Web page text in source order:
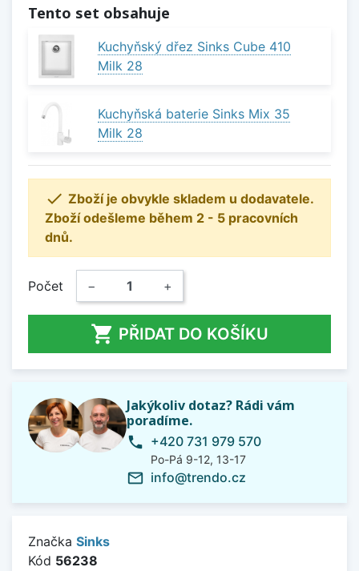
Tento set obsahuje
Kuchyňský dřez Sinks Cube 410
Milk 28
Kuchyňská baterie Sinks Mix 35
Milk 28
 Zboží je obvykle skladem u dodavatele.
Zboží odešleme během 2 - 5 pracovních
dnů.
Počet − +
 PŘIDAT DO KOŠÍKU
Jakýkoliv dotaz? Rádi vám
poradíme.
phone +420 731 979 570
Po-Pá 9-12, 13-17
mail_outline info@trendo.cz
Značka Sinks
Kód 56238